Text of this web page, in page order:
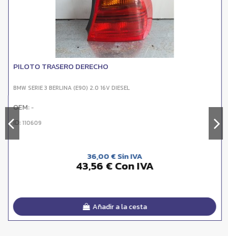
PILOTO TRASERO DERECHO
BMW SERIE 3 BERLINA (E90) 2.0 16V DIESEL
OEM:-
ID:110609
36,00 € Sin IVA
43,56 € Con IVA
Añadir a la cesta